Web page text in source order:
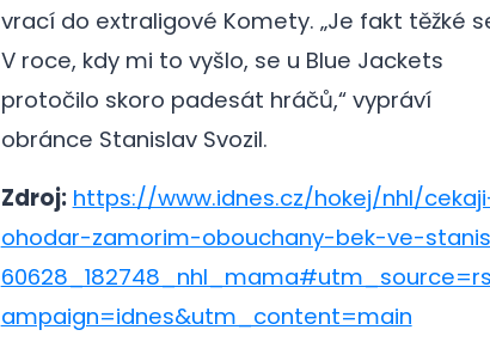
vrací do extraligové Komety. „Je fakt těžké
V roce, kdy mi to vyšlo, se u Blue Jackets
protočilo skoro padesát hráčů,“ vypráví
obránce Stanislav Svozil.
Zdroj: https://www.idnes.cz/hokej/nhl/
ohodar-zamorim-obouchany-bek-ve-
ampaign=idnes&utm_content=main